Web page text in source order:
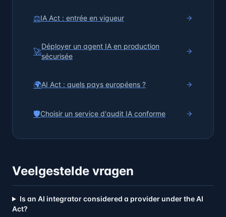
⚖️IA Act : entrée en vigueur
🚀
Déployer un agent IA en production
sécurisée
🌍AI Act : quels pays européens ?
🛡️Choisir un service d'audit IA conforme
Veelgestelde vragen
Is an AI integrator considered a provider under the AI
Act?